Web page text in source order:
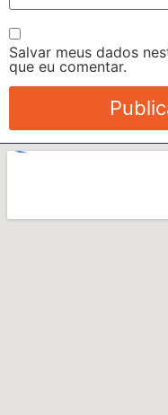
Salvar meus dados
que eu comentar.